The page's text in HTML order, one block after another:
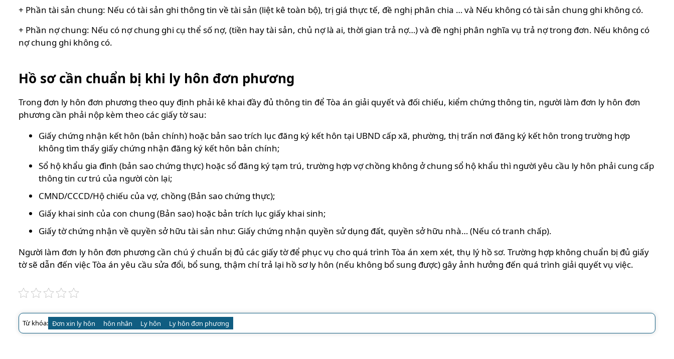
+ Phần tài sản chung: Nếu có tài sản ghi thông tin về tài sản (liệt kê toàn bộ), trị giá thực tế, đề nghị phân chia … và Nếu không có tài sản chung ghi không có.
+ Phần nợ chung: Nếu có nợ chung ghi cụ thể số nợ, (tiền hay tài sản, chủ nợ là ai, thời gian trả nợ…) và đề nghị phân nghĩa vụ trả nợ trong đơn. Nếu không có
nợ chung ghi không có.
Hồ sơ cần chuẩn bị khi ly hôn đơn phương
Trong đơn ly hôn đơn phương theo quy định phải kê khai đầy đủ thông tin để Tòa án giải quyết và đối chiếu, kiểm chứng thông tin, người làm đơn ly hôn đơn
phương cần phải nộp kèm theo các giấy tờ sau:
Giấy chứng nhận kết hôn (bản chính) hoặc bản sao trích lục đăng ký kết hôn tại UBND cấp xã, phường, thị trấn nơi đăng ký kết hôn trong trường hợp
không tìm thấy giấy chứng nhận đăng ký kết hôn bản chính;
Sổ hộ khẩu gia đình (bản sao chứng thực) hoặc sổ đăng ký tạm trú, trường hợp vợ chồng không ở chung sổ hộ khẩu thì người yêu cầu ly hôn phải cung cấp
thông tin cư trú của người còn lại;
CMND/CCCD/Hộ chiếu của vợ, chồng (Bản sao chứng thực);
Giấy khai sinh của con chung (Bản sao) hoặc bản trích lục giấy khai sinh;
Giấy tờ chứng nhận về quyền sở hữu tài sản như: Giấy chứng nhận quyền sử dụng đất, quyền sở hữu nhà… (Nếu có tranh chấp).
Người làm đơn ly hôn đơn phương cần chú ý chuẩn bị đủ các giấy tờ để phục vụ cho quá trình Tòa án xem xét, thụ lý hồ sơ. Trường hợp không chuẩn bị đủ giấy
tờ sẽ dẫn đến việc Tòa án yêu cầu sửa đổi, bổ sung, thậm chí trả lại hồ sơ ly hôn (nếu không bổ sung được) gây ảnh hưởng đến quá trình giải quyết vụ việc.
Từ khóa: Đơn xin ly hôn hôn nhân Ly hôn Ly hôn đơn phương